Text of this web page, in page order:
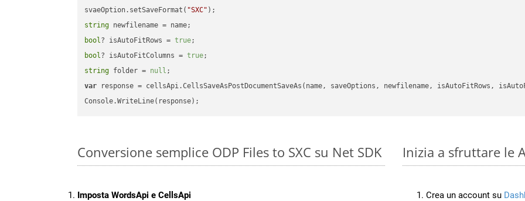
svaeOption.setSaveFormat( "SXC"
string
bool? isAutoFitRows = true
bool? isAutoFitColumns = true
string folder = null
var response = cellsApi.CellsSaveAsPostDocumentSaveAs(name, saveOptions, newfilename, isAutoFitRows,
Conversione semplice ODP Files to SXC su Net SDK
Imposta WordsApi e CellsApi
Inizia a sfruttare le
Crea un account su